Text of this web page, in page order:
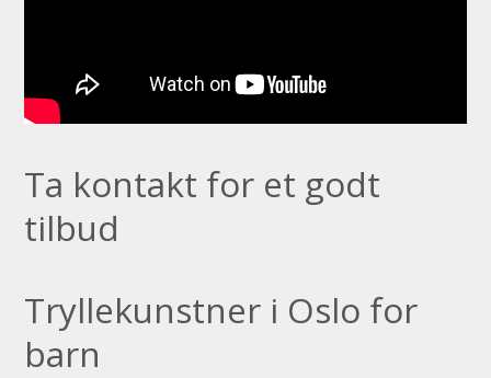
Ta kontakt for et godt
tilbud
Tryllekunstner i Oslo for
barn